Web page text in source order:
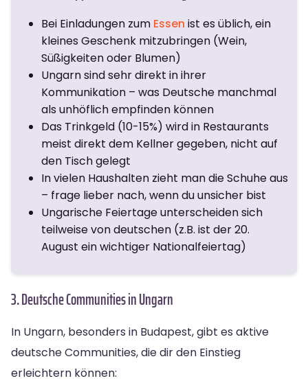
Bei Einladungen zum Essen ist es üblich, ein
kleines Geschenk mitzubringen (Wein,
Süßigkeiten oder Blumen)
Ungarn sind sehr direkt in ihrer
Kommunikation – was Deutsche manchmal
als unhöflich empfinden können
Das Trinkgeld (10-15%) wird in Restaurants
meist direkt dem Kellner gegeben, nicht auf
den Tisch gelegt
In vielen Haushalten zieht man die Schuhe aus
– frage lieber nach, wenn du unsicher bist
Ungarische Feiertage unterscheiden sich
teilweise von deutschen (z.B. ist der 20.
August ein wichtiger Nationalfeiertag)
3. Deutsche Communities in Ungarn
In Ungarn, besonders in Budapest, gibt es aktive
deutsche Communities, die dir den Einstieg
erleichtern können: